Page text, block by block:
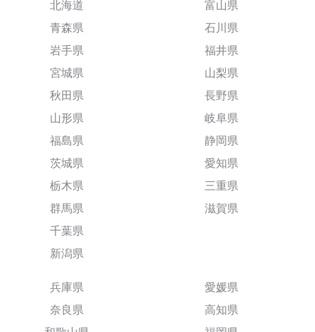
北海道
青森県
岩手県
宮城県
秋田県
山形県
福島県
茨城県
栃木県
群馬県
千葉県
新潟県
富山県
石川県
福井県
山梨県
長野県
岐阜県
静岡県
愛知県
三重県
滋賀県
兵庫県
奈良県
愛媛県
高知県